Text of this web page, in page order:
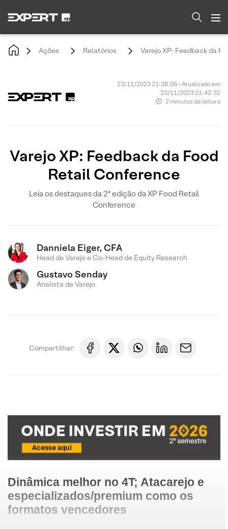
Ações Relatórios Varejo XP: Feedback da
23/11/2023 21:38:06 • Atualizado em
23/11/2023 21:42:32
2 minutos de leitura
Varejo XP: Feedback da Food
Retail Conference
Leia os destaques da 2ª edição da XP Food Retail
Conference
Danniela Eiger, CFA
Head de Varejo e Co-Head de Equity Research
Gustavo Senday
Analista de Varejo
Compartilhar:
Dinâmica melhor no 4T; Atacarejo e
especializados/premium como os
formatos vencedores